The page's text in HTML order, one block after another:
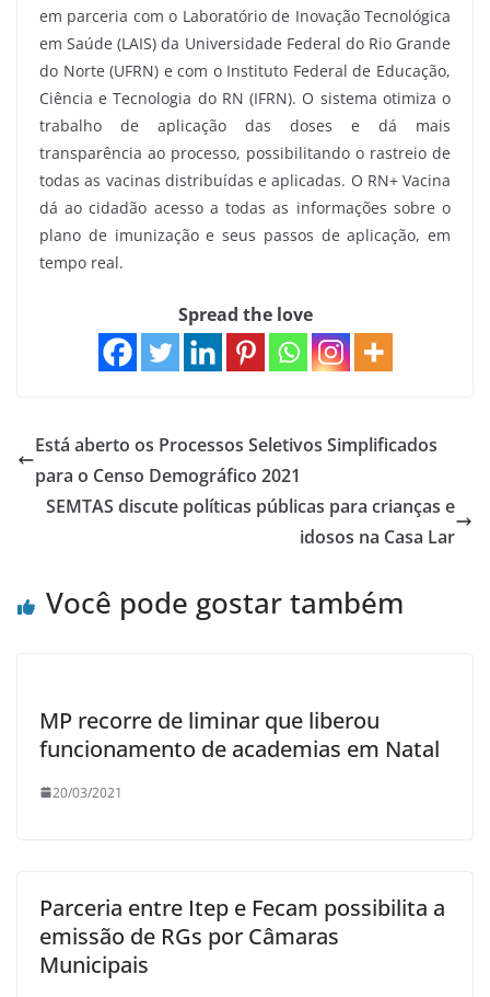
em parceria com o Laboratório de Inovação Tecnológica
em Saúde (LAIS) da Universidade Federal do Rio Grande
do Norte (UFRN) e com o Instituto Federal de Educação,
Ciência e Tecnologia do RN (IFRN). O sistema otimiza o
trabalho de aplicação das doses e dá mais
transparência ao processo, possibilitando o rastreio de
todas as vacinas distribuídas e aplicadas. O RN+ Vacina
dá ao cidadão acesso a todas as informações sobre o
plano de imunização e seus passos de aplicação, em
tempo real.
Spread the love
Está aberto os Processos Seletivos Simplificados
para o Censo Demográfico 2021
SEMTAS discute políticas públicas para crianças e
idosos na Casa Lar
Você pode gostar também
MP recorre de liminar que liberou
funcionamento de academias em Natal
20/03/2021
Parceria entre Itep e Fecam possibilita a
emissão de RGs por Câmaras
Municipais